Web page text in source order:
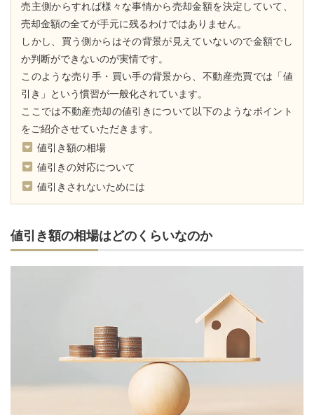
売主側からすれば様々な事情から売却金額を決定していて、
売却金額の全てが手元に残るわけではありません。
しかし、買う側からはその背景が見えていないので金額でし
か判断ができないのが実情です。
このような売り手・買い手の背景から、不動産売買では「値
引き」という慣習が⼀般化されています。
ここでは不動産売却の値引きについて以下のようなポイント
をご紹介させていただきます。
値引き額の相場
値引きの対応について
値引きされないためには
値引き額の相場はどのくらいなのか